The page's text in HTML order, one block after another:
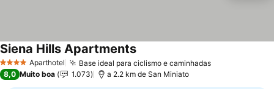
4 EstrelasAparthotel Base ideal para ciclismo e caminhadas
Siena Hills Apartments
8,0 Muito boa 1.073 a 2.2 km de San Miniato